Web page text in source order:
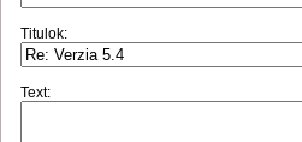
Titulok:
Text: